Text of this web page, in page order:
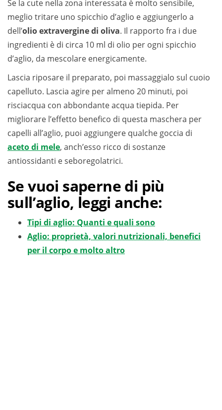
Se la cute nella zona interessata è molto sensibile,
meglio tritare uno spicchio d’aglio e aggiungerlo a
dell’olio extravergine di oliva. Il rapporto fra i due
ingredienti è di circa 10 ml di olio per ogni spicchio
d’aglio, da mescolare energicamente.
Lascia riposare il preparato, poi massaggialo sul cuoio
capelluto. Lascia agire per almeno 20 minuti, poi
risciacqua con abbondante acqua tiepida. Per
migliorare l’effetto benefico di questa maschera per
capelli all’aglio, puoi aggiungere qualche goccia di
aceto di mele, anch’esso ricco di sostanze
antiossidanti e seboregolatrici.
Se vuoi saperne di più
sull’aglio, leggi anche:
Tipi di aglio: Quanti e quali sono
Aglio: proprietà, valori nutrizionali, benefici
per il corpo e molto altro